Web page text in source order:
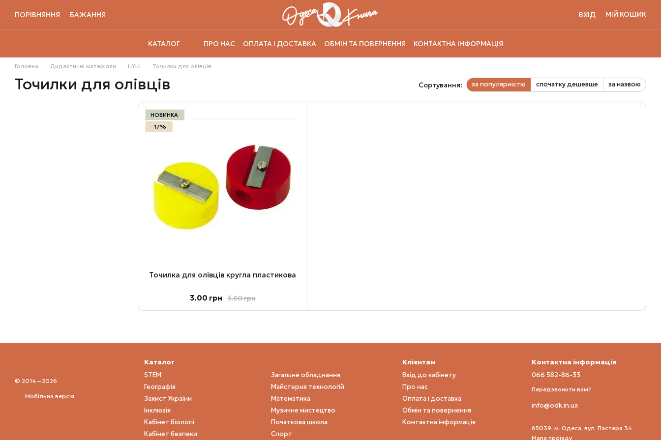
ПОРІВНЯННЯ
БАЖАННЯ ВХІД МІЙ КОШИК
КАТАЛОГ ПРО НАС ОПЛАТА І ДОСТАВКА ОБМІН ТА ПОВЕРНЕННЯ КОНТАКТНА ІНФОРМАЦІЯ
Головна Дидактичні матеріали НУШ Точилки для олівців
Точилки для олівців Сортування: за популярністю спочатку дешевше за назвою
НОВИНКА
−17%
Точилка для олівців кругла пластикова
3.60 грн
3.00 грн
© 2014—2026
Мобільна версія
Каталог
STEM
Географія
Захист України
Інклюзія
Кабінет біології
Кабінет безпеки
Загальне обладнання
Майстерня технологій
Математика
Музичне мистецтво
Початкова школа
Спорт
Клієнтам
Вхід до кабінету
Про нас
Оплата і доставка
Обмін та повернення
Контактна інформація
Контактна інформація
066 582-86-33
Передзвонити вам?
info@odk.in.ua
65039, м. Одеса, вул. Пастера 34
Мапа проїзду